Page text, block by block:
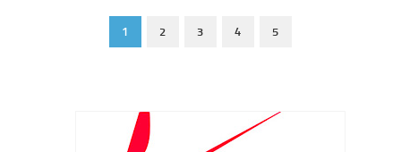
1 2 3 4 5